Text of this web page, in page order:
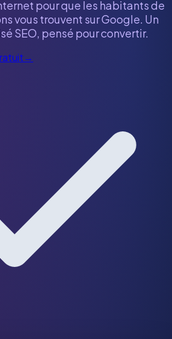
pour que les habitants de
vous trouvent sur Google. Un
SEO, pensé pour convertir.
→